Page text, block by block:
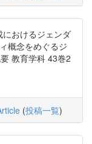
におけるジェンダ
概念をめぐるジ
教育学科 43巻2
(投稿一覧)